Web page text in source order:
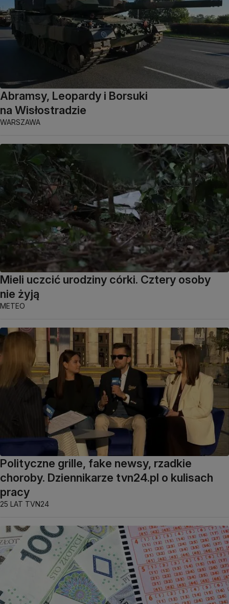
Abramsy, Leopardy i Borsuki
na Wisłostradzie
WARSZAWA
Mieli uczcić urodziny córki. Cztery osoby
nie żyją
METEO
Polityczne grille, fake newsy, rzadkie
choroby. Dziennikarze tvn24.pl o kulisach
pracy
25 LAT TVN24